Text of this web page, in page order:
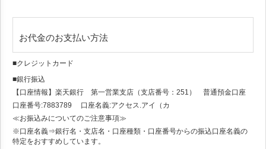
お代金のお支払い方法
■クレジットカード
■銀行振込
【口座情報】楽天銀行 第一営業支店（支店番号：251） 普通預金口座
口座番号:7883789 口座名義:アクセス.アイ（カ
≪お振込みについてのご注意事項≫
※口座名義⇒銀行名・支店名・口座種類・口座番号からの振込口座名義の
特定をおすすめしています。